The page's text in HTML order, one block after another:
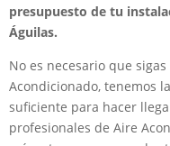
presupuesto de tu
Águilas.
No es necesario que
Acondicionado, tenemos
suficiente para hacer
profesionales de Aire